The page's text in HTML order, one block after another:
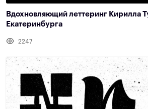
Вдохновляющий леттеринг Кирилла
Екатеринбурга
2247